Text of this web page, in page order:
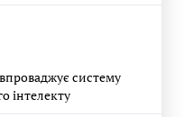
систему
інтелекту